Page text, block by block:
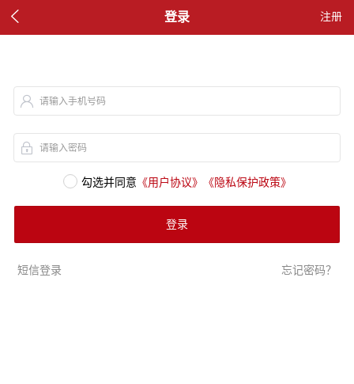
 登录 注册
请输入手机号码
请输入密码
勾选并同意 《用户协议》 《隐私保护政策》
登录
短信登录 忘记密码？